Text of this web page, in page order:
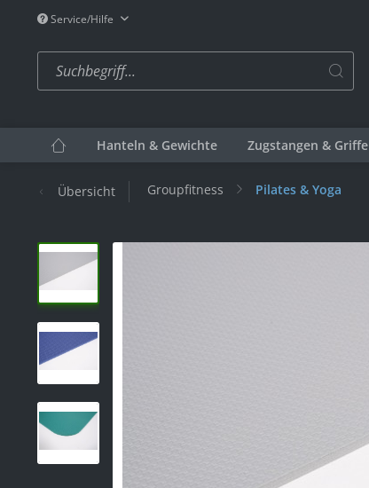
Service/Hilfe
Hanteln & Gewichte Zugstangen & Griffe
Übersicht Groupfitness Pilates & Yoga